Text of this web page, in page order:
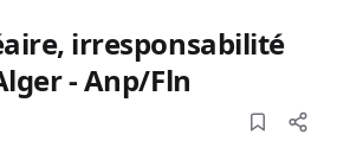
irresponsabilité
- Anp/Fln